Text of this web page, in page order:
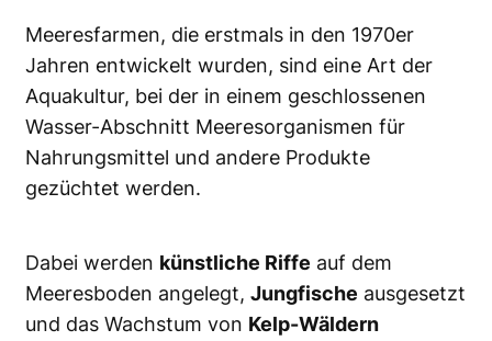
Meeresfarmen, die erstmals in den 1970er
Jahren entwickelt wurden, sind eine Art der
Aquakultur, bei der in einem geschlossenen
Wasser-Abschnitt Meeresorganismen für
Nahrungsmittel und andere Produkte
gezüchtet werden.
Dabei werden künstliche Riffe auf dem
Meeresboden angelegt, Jungfische ausgesetzt
und das Wachstum von Kelp-Wäldern